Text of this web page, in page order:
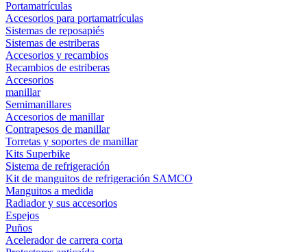
Portamatrículas
Accesorios para portamatrículas
Sistemas de reposapiés
Sistemas de estriberas
Accesorios y recambios
Recambios de estriberas
Accesorios
manillar
Semimanillares
Accesorios de manillar
Contrapesos de manillar
Torretas y soportes de manillar
Kits Superbike
Sistema de refrigeración
Kit de manguitos de refrigeración SAMCO
Manguitos a medida
Radiador y sus accesorios
Espejos
Puños
Acelerador de carrera corta